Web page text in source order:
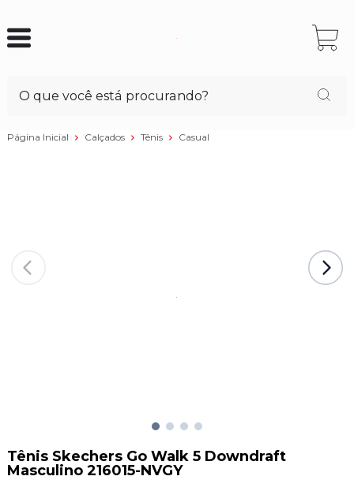
Página Inicial Calçados Tênis Casual
Tênis Skechers Go Walk 5 Downdraft
Masculino 216015-NVGY